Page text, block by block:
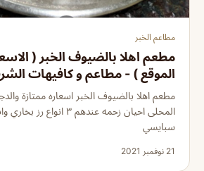
مطاعم الخبر
مطعم اهلا بالضيوف الخبر (
الموقع ) - مطاعم و كافيهات
مطعم اهلا بالضيوف الخبر اسعاره ممتازة
المحلى احيان زحمه عندهم ٣
سبايسي
21 نوفمبر 2021